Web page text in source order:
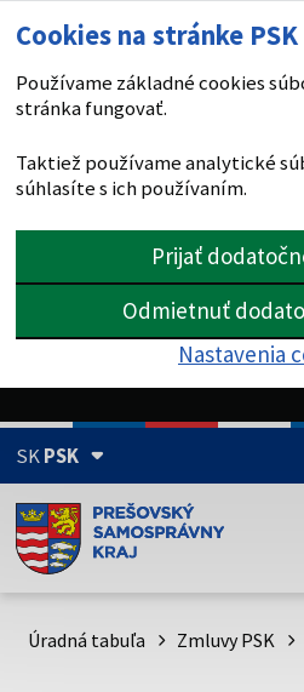
Cookies na stránke PSK
Používame základné cookies
stránka fungovať.
Taktiež používame analytické
súhlasíte s ich používaním.
Prijať
Odmietnuť
Nastavenia
SKPSK
Doména psk.sk je oficiálna
Toto je oficiálna webová stránka
psk.sk.
Úradná tabuľa Zmluvy PSK